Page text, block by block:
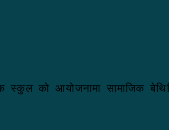
स्कुल को आयोजनामा सामाजिक